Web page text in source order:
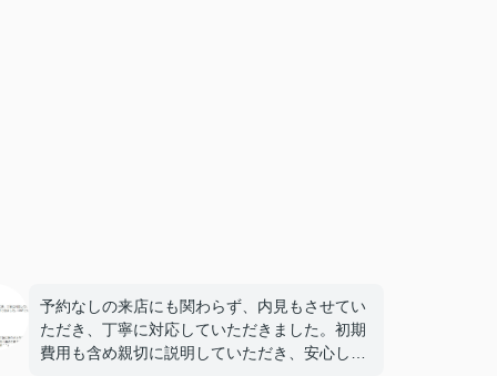
予約なしの来店にも関わらず、内見もさせてい
ただき、丁寧に対応していただきました。初期
費用も含め親切に説明していただき、安心して